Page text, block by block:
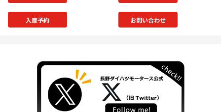
入庫予約 お問い合わせ